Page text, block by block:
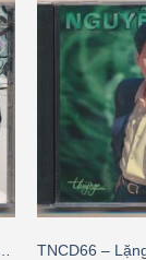
TNCD66 –